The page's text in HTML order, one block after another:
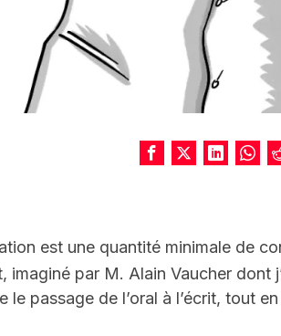
est une quantité minimale de
imaginé par M. Alain Vaucher dont
le passage de l’oral à l’écrit, tout